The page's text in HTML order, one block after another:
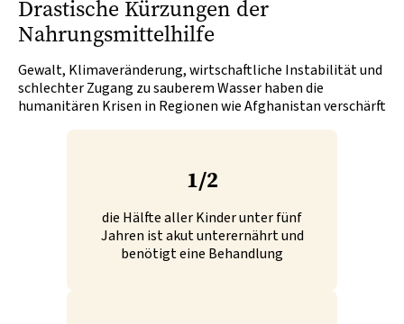
Drastische Kürzungen der
Nahrungsmittelhilfe
Gewalt, Klimaveränderung, wirtschaftliche Instabilität und
schlechter Zugang zu sauberem Wasser haben die
humanitären Krisen in Regionen wie Afghanistan verschärft
1/2
die Hälfte aller Kinder unter fünf
Jahren ist akut unterernährt und
benötigt eine Behandlung